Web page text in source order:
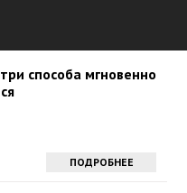
способа мгновенно
ПОДРОБНЕЕ